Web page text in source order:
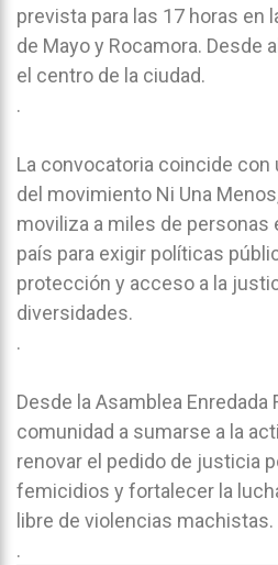
prevista para las 17 horas en
de Mayo y Rocamora. Desde
el centro de la ciudad.
.
La convocatoria coincide con
del movimiento Ni Una
moviliza a miles de personas
país para exigir políticas
protección y acceso a la
diversidades.
.
Desde la Asamblea Enredada
comunidad a sumarse a la
renovar el pedido de justicia
femicidios y fortalecer la
libre de violencias machistas.
.